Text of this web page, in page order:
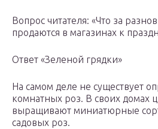
Вопрос читателя: «Что за
продаются в магазинах к
Ответ «Зеленой грядки»
На самом деле не существует
комнатных роз. В своих домах
выращивают миниатюрные
садовых роз.